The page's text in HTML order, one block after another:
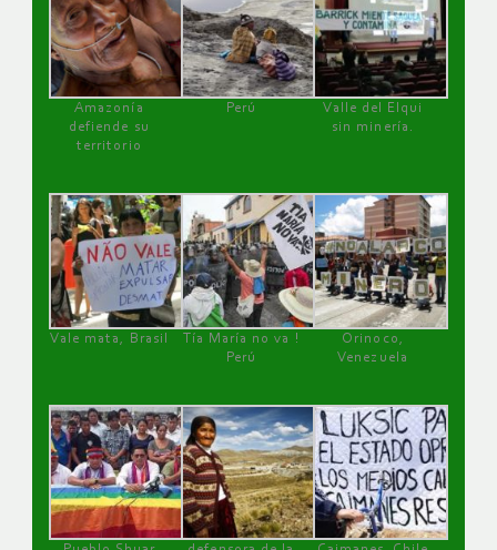
Amazonía
defiende su
territorio
Perú
Valle del Elqui
sin minería.
Vale mata, Brasil
Tía María no va !
Perú
Orinoco,
Venezuela